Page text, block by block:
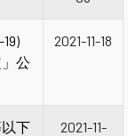
公
2021-11-18
下
2021-11-